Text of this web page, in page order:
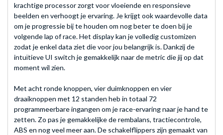
krachtige processor zorgt voor vloeiende en responsieve
beelden en verhoogt je ervaring. Je krijgt ook waardevolle data
om je progressie bij te houden om nog beter te doen bij je
volgende lap of race. Het display kan je volledig customizen
zodat je enkel data ziet die voor jou belangrijk is. Dankzij de
intuïtieve UI switch je gemakkelijk naar de metric die jij op dat
moment wil zien.
Met acht ronde knoppen, vier duimknoppen en vier
draaiknoppen met 12 standen heb in totaal 72
programmeerbare ingangen om je race-ervaring naar je hand te
zetten. Zo pas je gemakkelijke de rembalans, tractiecontrole,
ABS en nog veel meer aan. De schakelflippers zijn gemaakt van